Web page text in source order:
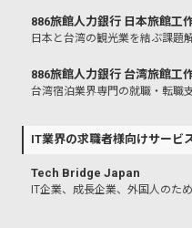
886旅館人力銀行 日本旅館工
日本と台湾の観光業を結ぶ課題
886旅館人力銀行 台湾旅館工
台湾宿泊業界専門の就職・転職
IT業界の求職者様向けサービ
Tech Bridge Japan
IT企業、成長企業、外国人のた